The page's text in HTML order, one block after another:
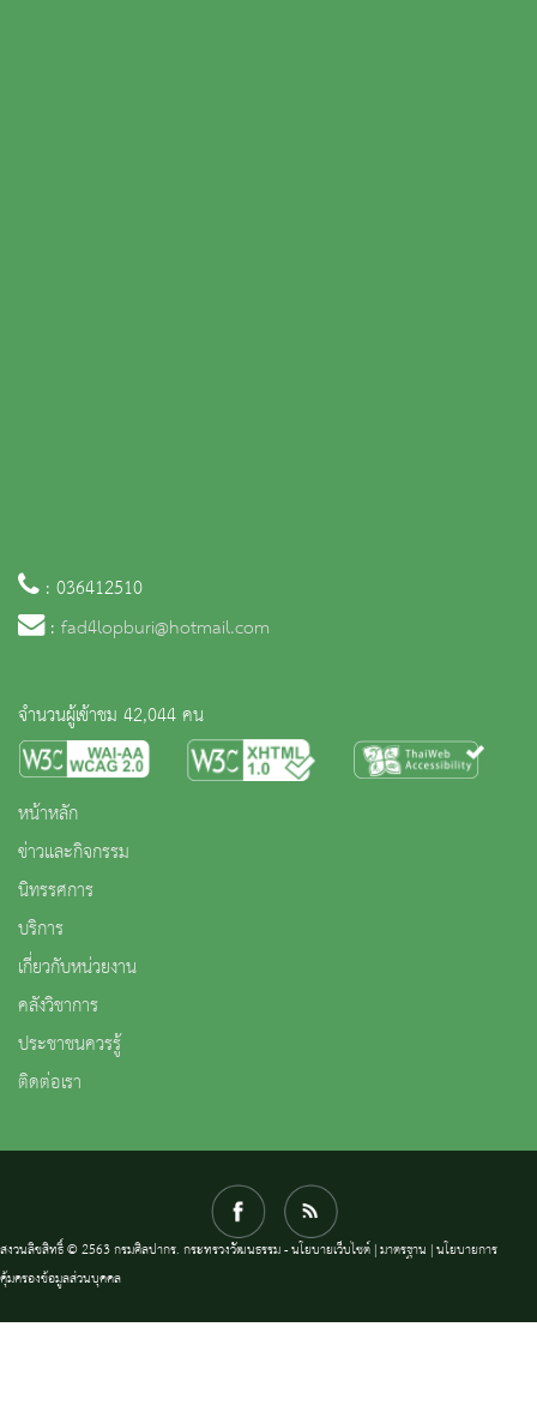
: 036412510
: fad4lopburi@hotmail.com
จำนวนผู้เข้าชม 42,044 คน
หน้าหลัก
ข่าวและกิจกรรม
นิทรรศการ
บริการ
เกี่ยวกับหน่วยงาน
คลังวิชาการ
ประชาชนควรรู้
ติดต่อเรา
สงวนลิขสิทธิ์ © 2563 กรมศิลปากร. กระทรวงวัฒนธรรม -นโยบายเว็บไซต์|มาตรฐาน |นโยบายการ
คุ้มครองข้อมูลส่วนบุคคล